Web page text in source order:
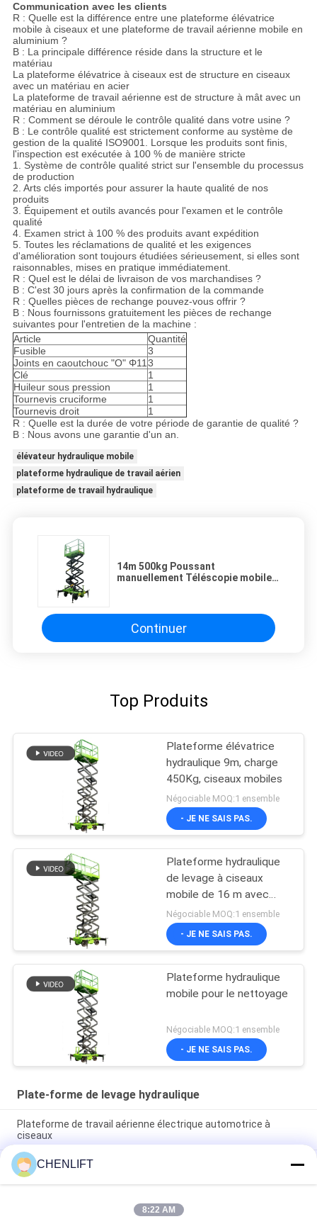
Communication avec les clients
R : Quelle est la différence entre une plateforme élévatrice
mobile à ciseaux et une plateforme de travail aérienne mobile en
aluminium ?
B : La principale différence réside dans la structure et le
matériau
La plateforme élévatrice à ciseaux est de structure en ciseaux
avec un matériau en acier
La plateforme de travail aérienne est de structure à mât avec un
matériau en aluminium
R : Comment se déroule le contrôle qualité dans votre usine ?
B : Le contrôle qualité est strictement conforme au système de
gestion de la qualité ISO9001. Lorsque les produits sont finis,
l'inspection est exécutée à 100 % de manière stricte
1. Système de contrôle qualité strict sur l'ensemble du processus
de production
2. Arts clés importés pour assurer la haute qualité de nos
produits
3. Équipement et outils avancés pour l'examen et le contrôle
qualité
4. Examen strict à 100 % des produits avant expédition
5. Toutes les réclamations de qualité et les exigences
d'amélioration sont toujours étudiées sérieusement, si elles sont
raisonnables, mises en pratique immédiatement.
R : Quel est le délai de livraison de vos marchandises ?
B : C'est 30 jours après la confirmation de la commande
R : Quelles pièces de rechange pouvez-vous offrir ?
B : Nous fournissons gratuitement les pièces de rechange
suivantes pour l'entretien de la machine :
Article
Quantité
Fusible
3
Joints en caoutchouc "O" Φ113
Clé
1
Huileur sous pression
1
Tournevis cruciforme
1
Tournevis droit
1
R : Quelle est la durée de votre période de garantie de qualité ?
B : Nous avons une garantie d'un an.
élévateur hydraulique mobile
plateforme hydraulique de travail aérien
plateforme de travail hydraulique
14m 500kg Poussant
manuellement Téléscopie mobile
Continuer
Top Produits
Plateforme élévatrice
hydraulique 9m, charge
450Kg, ciseaux mobiles
Négociable MOQ:1 ensemble
- JE NE SAIS PAS.
Plateforme hydraulique
de levage à ciseaux
mobile de 16 m avec
plateforme d'extension
Négociable MOQ:1 ensemble
- JE NE SAIS PAS.
Plateforme hydraulique
mobile pour le nettoyage
Négociable MOQ:1 ensemble
- JE NE SAIS PAS.
Plate-forme de levage hydraulique
Plateforme de travail aérienne électrique automotrice à
ciseaux
Plateforme hydraulique de 10 m élévateur électrique à
ciseaux autopropulsé avec plateforme d'extension 450 kg de
charge
Plateforme de levage hydraulique de 10 mètres Plateforme de
CHENLIFT
8:22 AM